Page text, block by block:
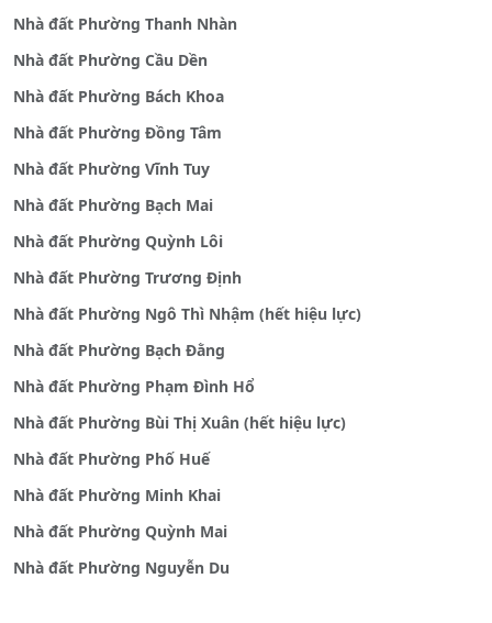
Nhà đất Phường Thanh Nhàn
Nhà đất Phường Cầu Dền
Nhà đất Phường Bách Khoa
Nhà đất Phường Đồng Tâm
Nhà đất Phường Vĩnh Tuy
Nhà đất Phường Bạch Mai
Nhà đất Phường Quỳnh Lôi
Nhà đất Phường Trương Định
Nhà đất Phường Ngô Thì Nhậm (hết hiệu lực)
Nhà đất Phường Bạch Đằng
Nhà đất Phường Phạm Đình Hổ
Nhà đất Phường Bùi Thị Xuân (hết hiệu lực)
Nhà đất Phường Phố Huế
Nhà đất Phường Minh Khai
Nhà đất Phường Quỳnh Mai
Nhà đất Phường Nguyễn Du